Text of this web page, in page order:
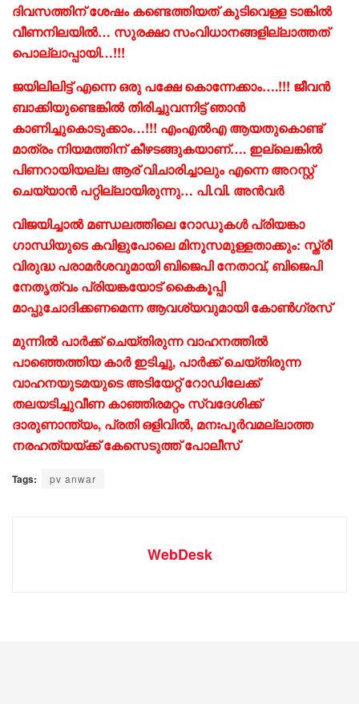
ദിവസത്തിന് ശേഷം കണ്ടെത്തിയത് കുടിവെള്ള ടാങ്കിൽ
വീണനിലയിൽ… സുരക്ഷാ സംവിധാനങ്ങളില്ലാത്തത്
പൊല്ലാപ്പായി…!!!
ജയിലിലിട്ട് എന്നെ ഒരു പക്ഷേ കൊന്നേക്കാം….!!! ജീവന്‍
ബാക്കിയുണ്ടെങ്കില്‍ തിരിച്ചുവന്നിട്ട് ഞാന്‍
കാണിച്ചുകൊടുക്കാം…!!! എംഎൽഎ ആയതുകൊണ്ട്
മാത്രം നിയമത്തിന് കീഴടങ്ങുകയാണ്…. ഇല്ലെങ്കില്‍
പിണറായിയല്ല ആര് വിചാരിച്ചാലും എന്നെ അറസ്റ്റ്
ചെയ്യാന്‍ പറ്റില്ലായിരുന്നു… പി.വി. അൻവർ
വിജയിച്ചാൽ മണ്ഡലത്തിലെ റോഡുകൾ പ്രിയങ്കാ
ഗാന്ധിയുടെ കവിളുപോലെ മിനുസമുള്ളതാക്കും: സ്ത്രീ
വിരുദ്ധ പരാമർശവുമായി ബിജെപി നേതാവ്, ബിജെപി
നേതൃത്വം പ്രിയങ്കയോട് കൈകൂപ്പി
മാപ്പുചോദിക്കണമെന്ന ആവശ്യവുമായി കോൺ​ഗ്രസ്
മുന്നിൽ പാർക്ക് ചെയ്തിരുന്ന വാഹനത്തിൽ
പാഞ്ഞെത്തിയ കാർ ഇടിച്ചു, പാർക്ക് ചെയ്തിരുന്ന
വാഹനയുടമയുടെ അടിയേറ്റ് റോഡിലേക്ക്
തലയടിച്ചുവീണ കാഞ്ഞിരമറ്റം സ്വദേശിക്ക്
ദാരുണാന്ത്യം, പ്രതി ഒളിവിൽ, മനഃപൂർവമല്ലാത്ത
നരഹത്യയ്ക്ക് കേസെടുത്ത് പോലീസ്
Tags: pv anwar
WebDesk